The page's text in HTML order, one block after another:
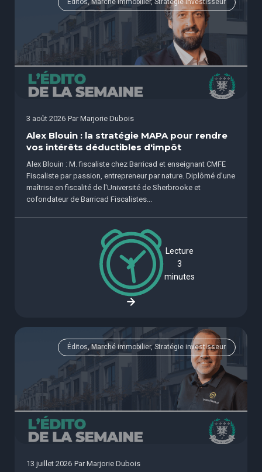
Éditos, Marché immobilier, Stratégie investisseur
3 août 2026 Par Marjorie Dubois
Alex Blouin : la stratégie MAPA pour rendre
vos intérêts déductibles d'impôt
Alex Blouin : M. fiscaliste chez Barricad et enseignant CMFE
Fiscaliste par passion, entrepreneur par nature. Diplômé d'une
maîtrise en fiscalité de l'Université de Sherbrooke et
cofondateur de Barricad Fiscalistes...
Lecture
3
minutes
Éditos, Marché immobilier, Stratégie investisseur
13 juillet 2026 Par Marjorie Dubois